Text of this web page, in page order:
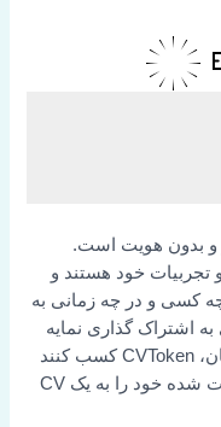
تجربیات خود هستند و
چه کسی و در چه زمانی به
به اشتراک گذاری نمایه
R_Block خود و تعامل با استخدام کنندگان، CVToken کسب کنند
و می توانند مهارت ها و سابقه کاری اثبات شده خود را به یک CV